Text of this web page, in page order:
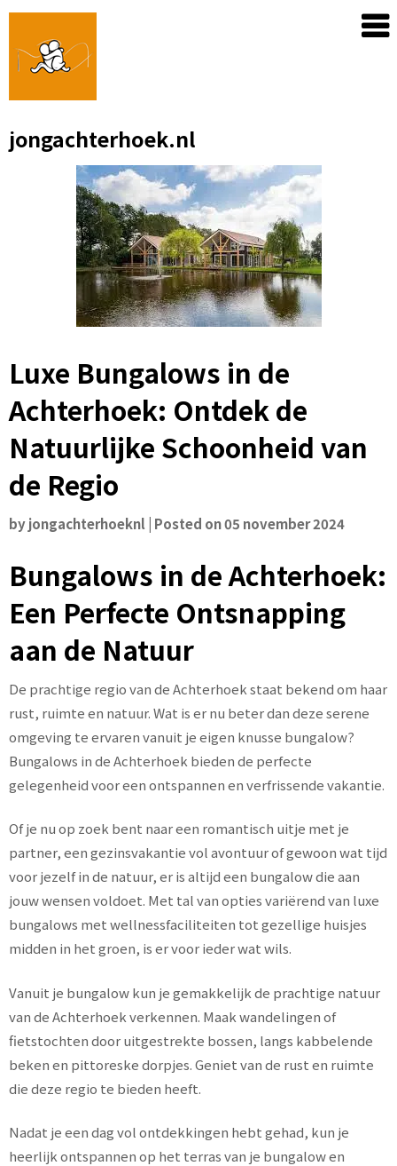
Skip
content
jongachterhoek.nl
Luxe Bungalows in de
Achterhoek: Ontdek de
Natuurlijke Schoonheid van
de Regio
byjongachterhoeknl Posted on05 november 2024
Bungalows in de Achterhoek:
Een Perfecte Ontsnapping
aan de Natuur
De prachtige regio van de Achterhoek staat bekend om haar
rust, ruimte en natuur. Wat is er nu beter dan deze serene
omgeving te ervaren vanuit je eigen knusse bungalow?
Bungalows in de Achterhoek bieden de perfecte
gelegenheid voor een ontspannen en verfrissende vakantie.
Of je nu op zoek bent naar een romantisch uitje met je
partner, een gezinsvakantie vol avontuur of gewoon wat tijd
voor jezelf in de natuur, er is altijd een bungalow die aan
jouw wensen voldoet. Met tal van opties variërend van luxe
bungalows met wellnessfaciliteiten tot gezellige huisjes
midden in het groen, is er voor ieder wat wils.
Vanuit je bungalow kun je gemakkelijk de prachtige natuur
van de Achterhoek verkennen. Maak wandelingen of
fietstochten door uitgestrekte bossen, langs kabbelende
beken en pittoreske dorpjes. Geniet van de rust en ruimte
die deze regio te bieden heeft.
Nadat je een dag vol ontdekkingen hebt gehad, kun je
heerlijk ontspannen op het terras van je bungalow en